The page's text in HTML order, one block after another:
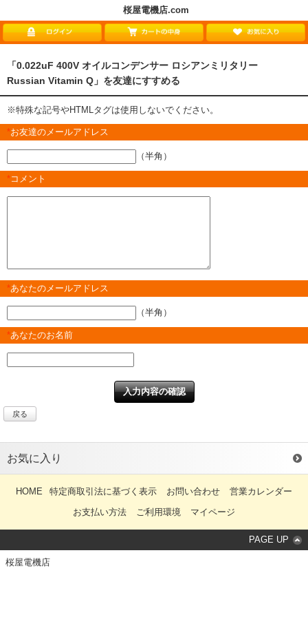
桜屋電機店.com
「0.022uF 400V オイルコンデンサー ロシアンミリタリー
Russian Vitamin Q」を友達にすすめる
※特殊な記号やHTMLタグは使用しないでください。
*お友達のメールアドレス
（半角）
* コメント
*あなたのメールアドレス
（半角）
*あなたのお名前
戻る
お気に入り
HOME 特定商取引法に基づく表示 お問い合わせ
営業カレンダー
お支払い方法
ご利用環境 マイページ
PAGE UP
桜屋電機店